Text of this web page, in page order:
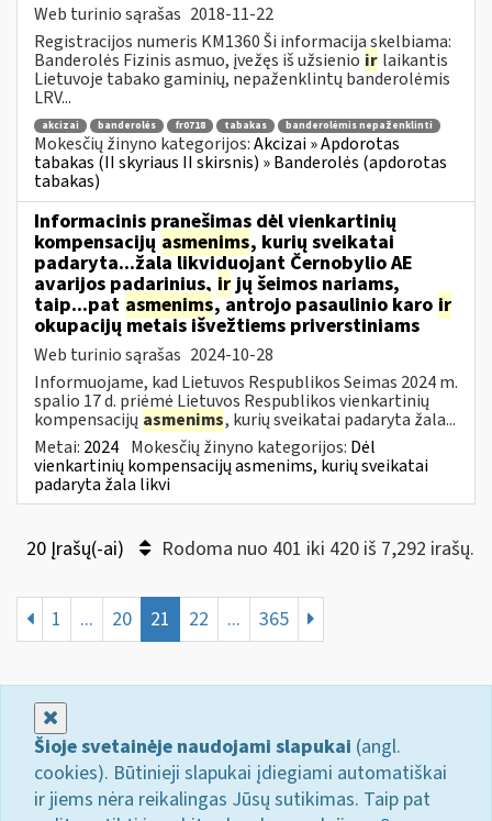
Web turinio sąrašas 2018-11-22
Registracijos numeris KM1360 Ši informacija skelbiama:
Banderolės Fizinis asmuo, įvežęs iš užsienio ir laikantis
Lietuvoje tabako gaminių, nepaženklintų banderolėmis
LRV...
akcizai banderolės fr0718 tabakas banderolėmis nepaženklinti
Mokesčių žinyno kategorijos:Akcizai » Apdorotas
tabakas (II skyriaus II skirsnis) » Banderolės (apdorotas
tabakas)
Informacinis pranešimas dėl vienkartinių
kompensacijų asmenims, kurių sveikatai
padaryta...žala likviduojant Černobylio AE
avarijos padarinius, irjų šeimos nariams,
taip...pat asmenims, antrojo pasaulinio karo ir
okupacijų metais išvežtiems priverstiniams
Web turinio sąrašas 2024-10-28
Informuojame, kad Lietuvos Respublikos Seimas 2024 m.
spalio 17 d. priėmė Lietuvos Respublikos vienkartinių
kompensacijų asmenims, kurių sveikatai padaryta žala...
Metai: 2024 Mokesčių žinyno kategorijos: Dėl
vienkartinių kompensacijų asmenims, kurių sveikatai
padaryta žala likvi
20 Įrašų(-ai) Rodoma nuo 401 iki 420 iš 7,292 irašų.
1 ... 20 21 22 ... 365
Šioje svetainėje naudojami slapukai (angl.
cookies). Būtinieji slapukai įdiegiami automatiškai
ir jiems nėra reikalingas Jūsų sutikimas. Taip pat